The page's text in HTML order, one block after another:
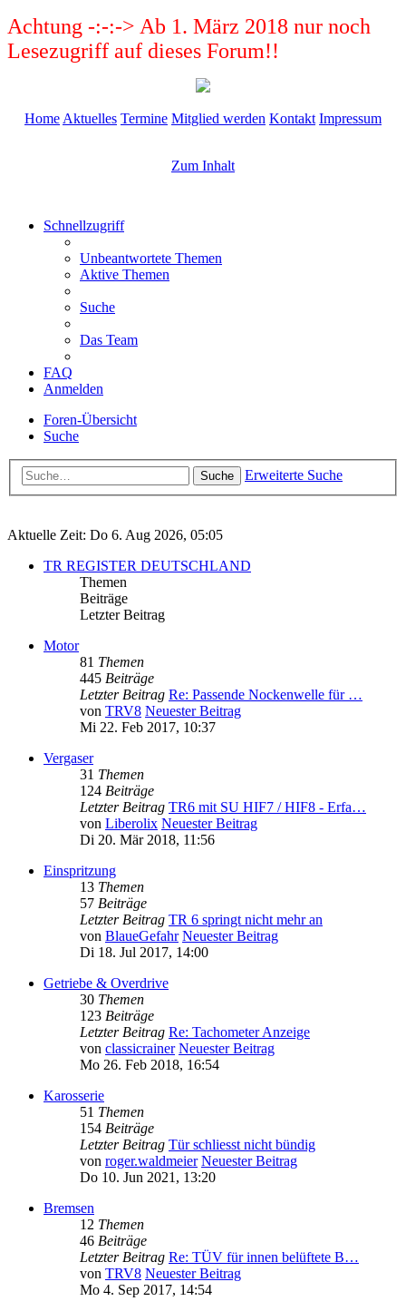
Achtung -:-:-> Ab 1. März 2018 nur noch
Lesezugriff auf dieses Forum!!
Home Aktuelles Termine Mitglied werden Kontakt Impressum
Zum Inhalt
Schnellzugriff
Unbeantwortete Themen
Aktive Themen
Suche
Das Team
FAQ
Anmelden
Foren-Übersicht
Suche
Suche Erweiterte Suche
Aktuelle Zeit: Do 6. Aug 2026, 05:05
TR REGISTER DEUTSCHLAND
Themen
Beiträge
Letzter Beitrag
Motor
81 Themen
445 Beiträge
Letzter Beitrag Re: Passende Nockenwelle für …
von TRV8 Neuester Beitrag
Mi 22. Feb 2017, 10:37
Vergaser
31 Themen
124 Beiträge
Letzter Beitrag TR6 mit SU HIF7 / HIF8 - Erfa…
von Liberolix Neuester Beitrag
Di 20. Mär 2018, 11:56
Einspritzung
13 Themen
57 Beiträge
Letzter Beitrag TR 6 springt nicht mehr an
von BlaueGefahr Neuester Beitrag
Di 18. Jul 2017, 14:00
Getriebe & Overdrive
30 Themen
123 Beiträge
Letzter Beitrag Re: Tachometer Anzeige
von classicrainer Neuester Beitrag
Mo 26. Feb 2018, 16:54
Karosserie
51 Themen
154 Beiträge
Letzter Beitrag Tür schliesst nicht bündig
von roger.waldmeier Neuester Beitrag
Do 10. Jun 2021, 13:20
Bremsen
12 Themen
46 Beiträge
Letzter Beitrag Re: TÜV für innen belüftete B…
von TRV8 Neuester Beitrag
Mo 4. Sep 2017, 14:54